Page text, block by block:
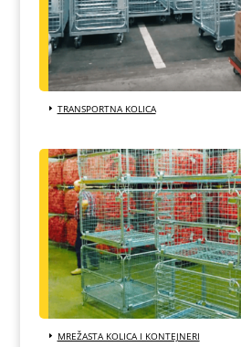
TRANSPORTNA KOLICA
MREŽASTA KOLICA I KONTEJNERI